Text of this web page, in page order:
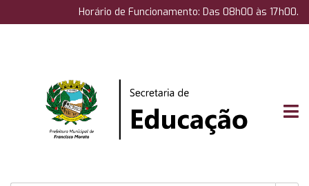
Horário de Funcionamento: Das 08h00 às 17h00.